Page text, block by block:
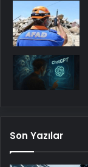
Son Yazılar